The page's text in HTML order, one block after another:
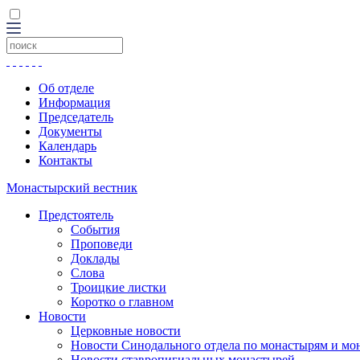
Об отделе
Информация
Председатель
Документы
Календарь
Контакты
Монастырский вестник
Предстоятель
События
Проповеди
Доклады
Слова
Троицкие листки
Коротко о главном
Новости
Церковные новости
Новости Синодального отдела по монастырям и